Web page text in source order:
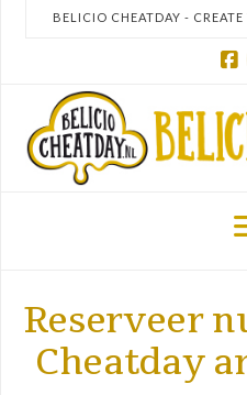
BELICIO CHEATDAY -
Reserveer
Cheatday